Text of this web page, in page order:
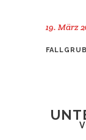
19. März